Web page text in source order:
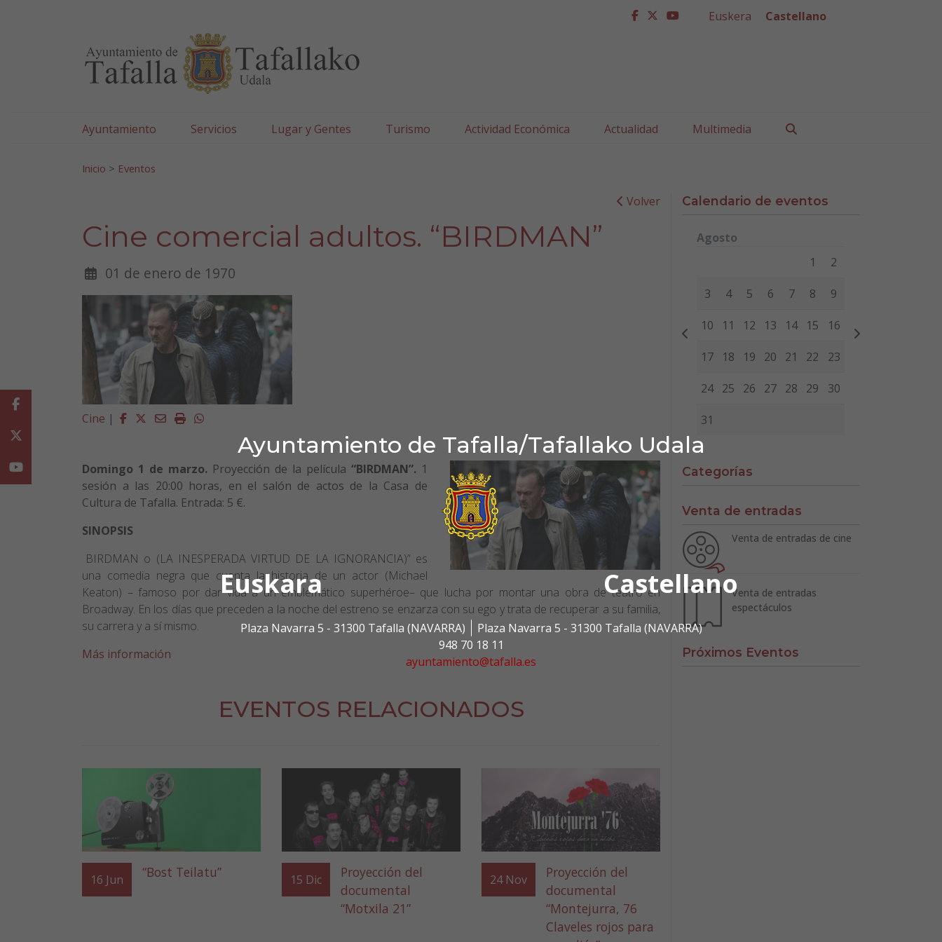
Ayuntamiento de Tafalla/Tafallako Udala
Euskara Castellano
Plaza Navarra 5 - 31300 Tafalla (NAVARRA)
Plaza Navarra 5 - 31300 Tafalla (NAVARRA)
948 70 18 11
ayuntamiento@tafalla.es
facebook
twitter
youtube
Euskera Castellano
Ayuntamiento Servicios Lugar y Gentes Turismo Actividad Económica Actualidad Multimedia
Inicio > Eventos
Volver
Cine comercial adultos. “BIRDMAN”
01 de enero de 1970
Cine | Facebook
Twitter
EmailImprimirWhatsapp
Domingo 1 de marzo. Proyección de la película “BIRDMAN”. 1
sesión a las 20:00 horas, en el salón de actos de la Casa de
Cultura de Tafalla. Entrada: 5 €.
SINOPSIS
BIRDMAN o (LA INESPERADA VIRTUD DE LA IGNORANCIA)” es
una comedia negra que cuenta la historia de un actor (Michael
Keaton) – famoso por dar vida a un emblemático superhéroe– que lucha por montar una obra de teatro en
Broadway. En los días que preceden a la noche del estreno se enzarza con su ego y trata de recuperar a su familia,
su carrera y a sí mismo.
Más información
EVENTOS RELACIONADOS
16 Jun “Bost Teilatu” 15 Dic
Proyección del
documental
“Motxila 21”
24 Nov
Proyección del
documental
“Montejurra, 76
Claveles rojos para
Calendario de eventos
Agosto
Miércoles Jueves
1 2
3 4 5 6 7 8 9
10 11 12 13 14 15 16
17 18 19 20 21 22 23
24 25 26 27 28 29 30
31
Categorías
Venta de entradas
Venta de entradas de cine
Venta de entradas
espectáculos
Próximos Eventos
Facebook
Youtube